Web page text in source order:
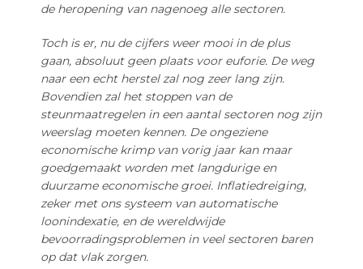
de heropening van nagenoeg alle sectoren.
Toch is er, nu de cijfers weer mooi in de plus
gaan, absoluut geen plaats voor euforie. De weg
naar een echt herstel zal nog zeer lang zijn.
Bovendien zal het stoppen van de
steunmaatregelen in een aantal sectoren nog zijn
weerslag moeten kennen. De ongeziene
economische krimp van vorig jaar kan maar
goedgemaakt worden met langdurige en
duurzame economische groei. Inflatiedreiging,
zeker met ons systeem van automatische
loonindexatie, en de wereldwijde
bevoorradingsproblemen in veel sectoren baren
op dat vlak zorgen.